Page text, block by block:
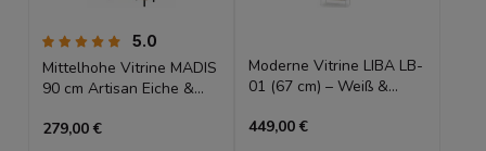
5.0
Mittelhohe Vitrine MADIS
90 cm Artisan Eiche &
mit Lamellen
279,00 €
Moderne Vitrine LIBA LB-
01 (67 cm) – Weiß &
449,00 €